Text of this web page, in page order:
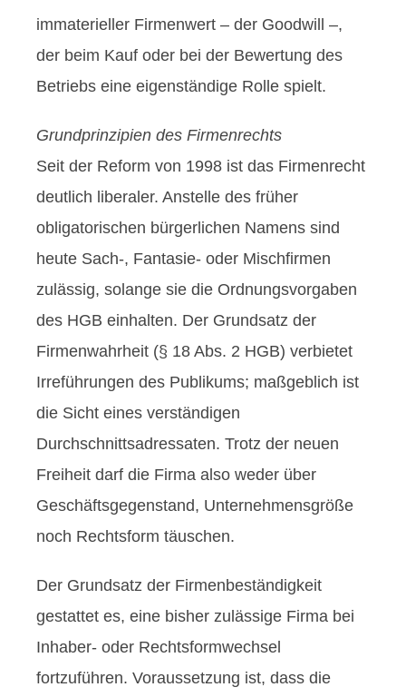
immaterieller Firmenwert – der Goodwill –,
der beim Kauf oder bei der Bewertung des
Betriebs eine eigenständige Rolle spielt.
Grundprinzipien des Firmenrechts
Seit der Reform von 1998 ist das Firmenrecht
deutlich liberaler. Anstelle des früher
obligatorischen bürgerlichen Namens sind
heute Sach-, Fantasie- oder Mischfirmen
zulässig, solange sie die Ordnungsvorgaben
des HGB einhalten. Der Grundsatz der
Firmenwahrheit (§ 18 Abs. 2 HGB) verbietet
Irreführungen des Publikums; maßgeblich ist
die Sicht eines verständigen
Durchschnittsadressaten. Trotz der neuen
Freiheit darf die Firma also weder über
Geschäftsgegenstand, Unternehmensgröße
noch Rechtsform täuschen.
Der Grundsatz der Firmenbeständigkeit
gestattet es, eine bisher zulässige Firma bei
Inhaber- oder Rechtsformwechsel
fortzuführen. Voraussetzung ist, dass die